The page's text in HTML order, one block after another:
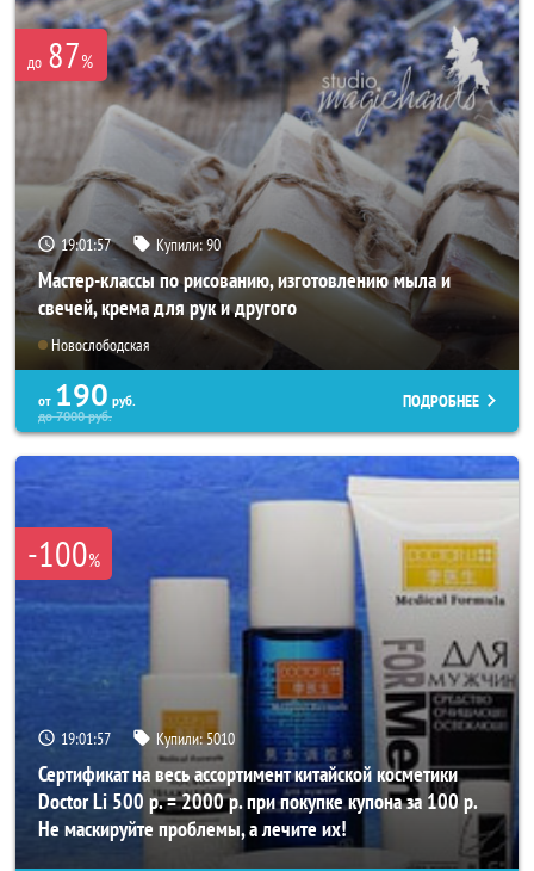
до 87%
19:01:53 Купили:90
Мастер-классы по рисованию, изготовлению мыла и
свечей, крема для рук и другого
Новослободская
от 190 руб.
до7000руб.
ПОДРОБНЕЕ
-100%
19:01:53 Купили:5010
Сертификат на весь ассортимент китайской косметики
Doctor Li 500 р. = 2000 р. при покупке купона за 100 р.
Не маскируйте проблемы, а лечите их!